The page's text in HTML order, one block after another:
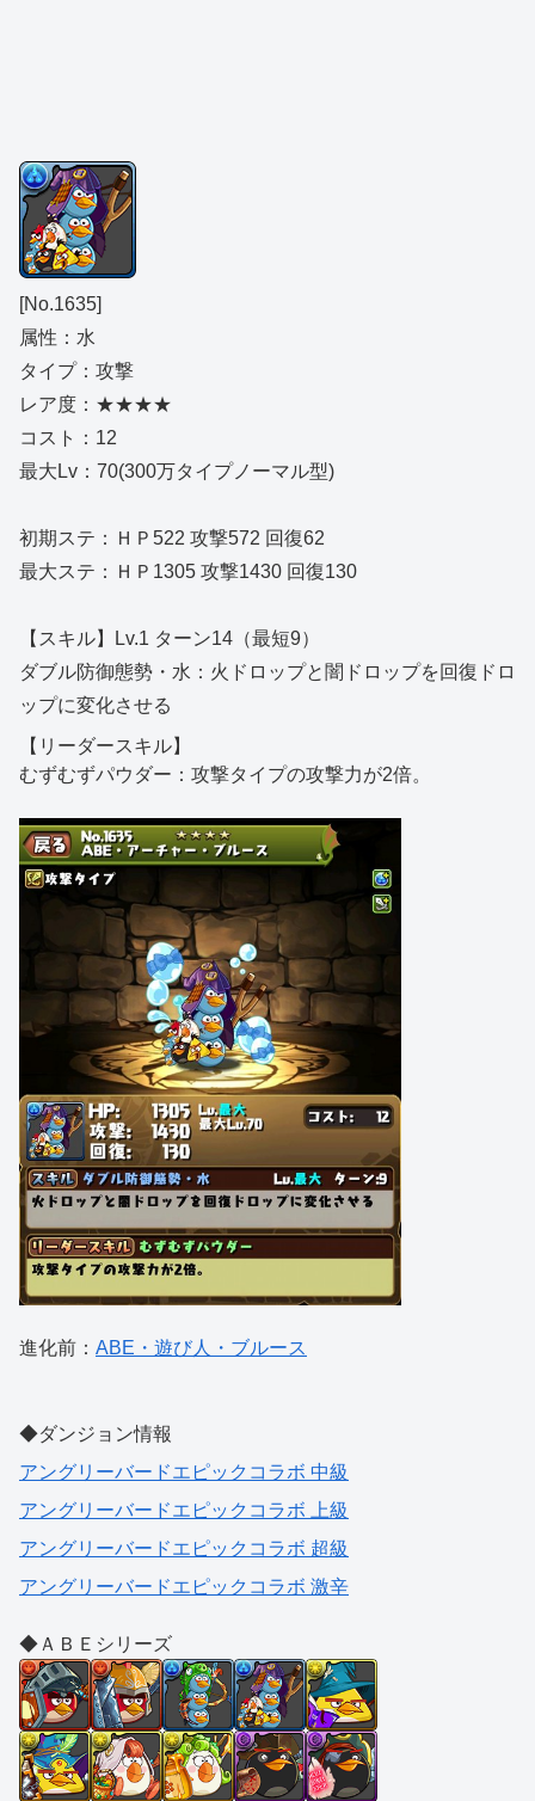
[No.1635]
属性：水
タイプ：攻撃
レア度：★★★★
コスト：12
最大Lv：70(300万タイプノーマル型)
初期ステ：ＨＰ522 攻撃572 回復62
最大ステ：ＨＰ1305 攻撃1430 回復130
【スキル】Lv.1 ターン14（最短9）
ダブル防御態勢・水：火ドロップと闇ドロップを回復ドロ
ップに変化させる
【リーダースキル】
むずむずパウダー：攻撃タイプの攻撃力が2倍。
進化前： ABE・遊び人・ブルース
◆ダンジョン情報
アングリーバードエピックコラボ 中級
アングリーバードエピックコラボ 上級
アングリーバードエピックコラボ 超級
アングリーバードエピックコラボ 激辛
◆ＡＢＥシリーズ